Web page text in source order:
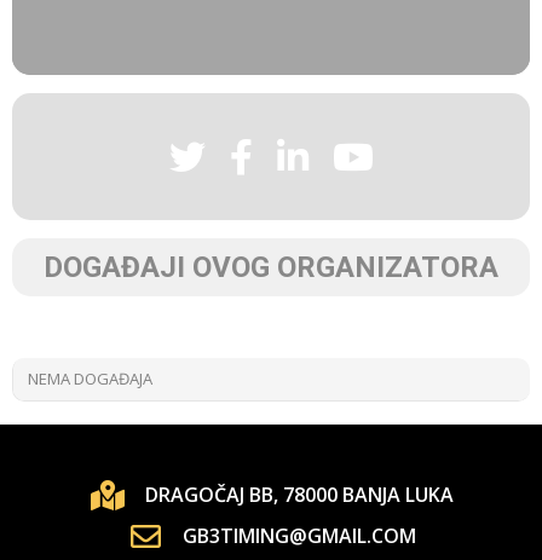
DOGAĐAJI OVOG ORGANIZATORA
NEMA DOGAĐAJA
DRAGOČAJ BB, 78000 BANJA LUKA
GB3TIMING@GMAIL.COM